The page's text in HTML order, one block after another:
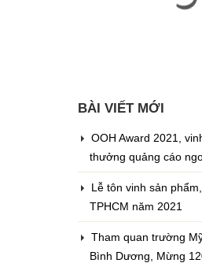
BÀI VIẾT MỚI
OOH Award 2021,
thưởng quảng cáo
Lễ tôn vinh sản
TPHCM năm 2021
Tham quan trường
Bình Dương, Mừng